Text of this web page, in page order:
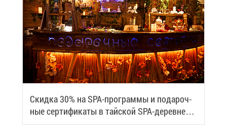
Скид­ка 30% на SPA-про­грам­мы и по­да­роч­
ные сер­ти­фи­ка­ты в тай­ской SPA-де­ревне
Samui